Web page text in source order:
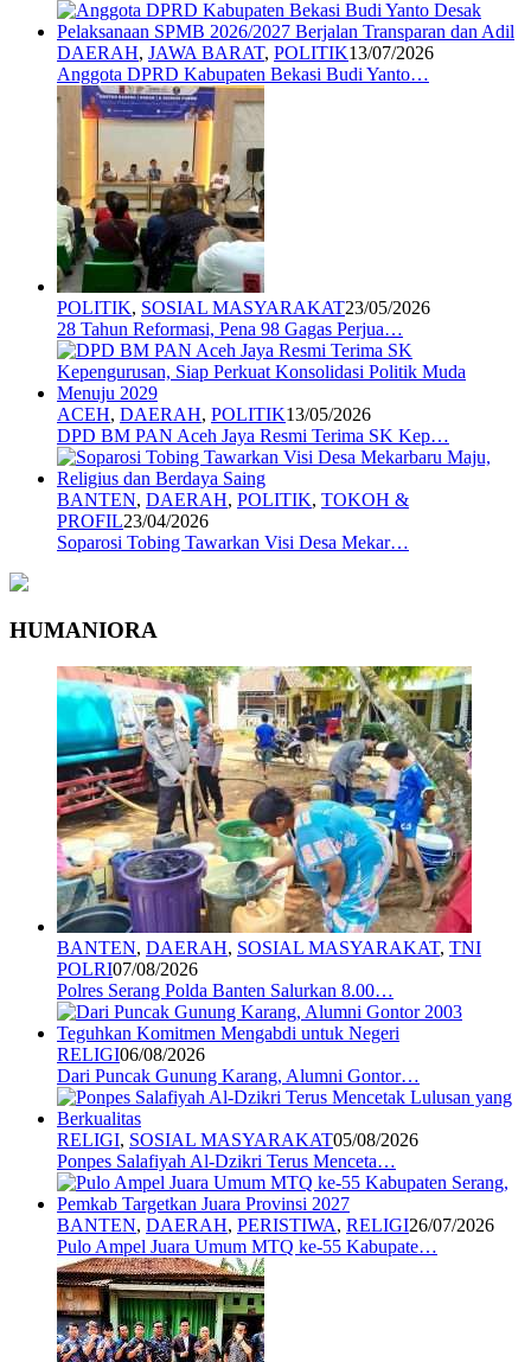
DAERAH, JAWA BARAT, POLITIK13/07/2026
Anggota DPRD Kabupaten Bekasi Budi Yanto…
POLITIK, SOSIAL MASYARAKAT23/05/2026
28 Tahun Reformasi, Pena 98 Gagas Perjua…
ACEH, DAERAH, POLITIK13/05/2026
DPD BM PAN Aceh Jaya Resmi Terima SK Kep…
BANTEN, DAERAH, POLITIK, TOKOH &
PROFIL23/04/2026
Soparosi Tobing Tawarkan Visi Desa Mekar…
HUMANIORA
BANTEN, DAERAH, SOSIAL MASYARAKAT, TNI
POLRI07/08/2026
Polres Serang Polda Banten Salurkan 8.00…
RELIGI06/08/2026
Dari Puncak Gunung Karang, Alumni Gontor…
RELIGI, SOSIAL MASYARAKAT05/08/2026
Ponpes Salafiyah Al-Dzikri Terus Menceta…
BANTEN, DAERAH, PERISTIWA, RELIGI26/07/2026
Pulo Ampel Juara Umum MTQ ke-55 Kabupate…